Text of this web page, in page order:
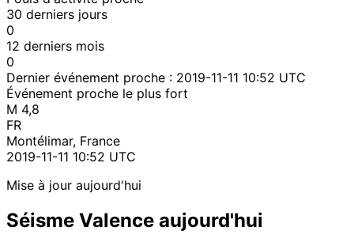
30 derniers jours
0
12 derniers mois
0
Dernier événement proche : 2019-11-11 10:52 UTC
Événement proche le plus fort
M 4,8
FR
Montélimar, France
2019-11-11 10:52 UTC
Mise à jour aujourd'hui
Séisme Valence aujourd'hui